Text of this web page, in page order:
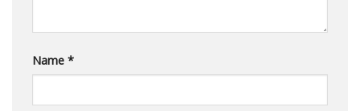
Name *